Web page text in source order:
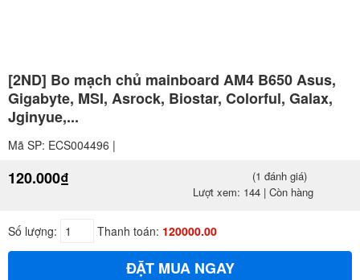
[2ND] Bo mạch chủ mainboard AM4 B650 Asus,
Gigabyte, MSI, Asrock, Biostar, Colorful, Galax,
Jginyue,...
Mã SP: ECS004496 |
120.000₫
(1 đánh giá)
Lượt xem: 144 | Còn hàng
Số lượng: Thanh toán: 120000.00
ĐẶT MUA NGAY